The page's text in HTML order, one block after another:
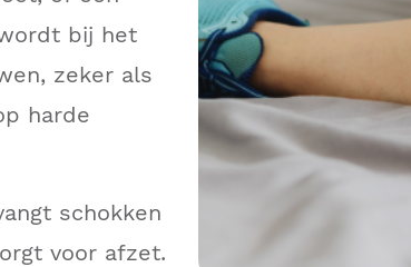
bij het
zeker als
harde
schokken
voor afzet.